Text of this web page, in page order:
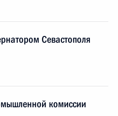
Севастополя
комиссии